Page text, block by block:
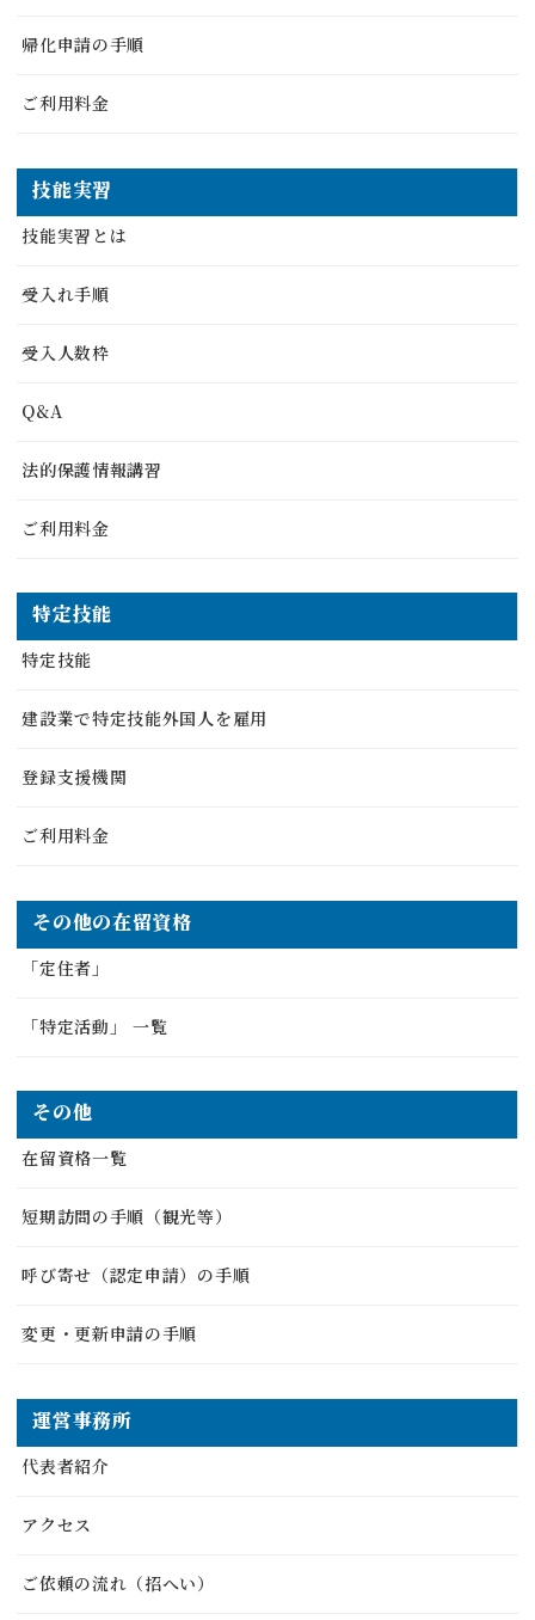
帰化申請の手順
ご利用料金
技能実習
技能実習とは
受入れ手順
受入人数枠
Q&A
法的保護情報講習
ご利用料金
特定技能
特定技能
建設業で特定技能外国人を雇用
登録支援機関
ご利用料金
その他の在留資格
「定住者」
「特定活動」 一覧
その他
在留資格一覧
短期訪問の手順（観光等）
呼び寄せ（認定申請）の手順
変更・更新申請の手順
運営事務所
代表者紹介
アクセス
ご依頼の流れ（招へい）